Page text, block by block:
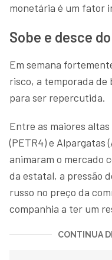
monetária é um fator
Sobe e desce
Em semana
risco, a temporada de
para ser repercutida.
Entre as maiores
(PETR4) e Alpargatas
animaram o mercado
da estatal, a pressão
russo no preço da
companhia a ter um
CONTINUA